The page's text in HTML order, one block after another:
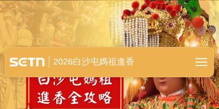
白沙屯媽祖進香全紀錄
2026白沙屯媽祖進香